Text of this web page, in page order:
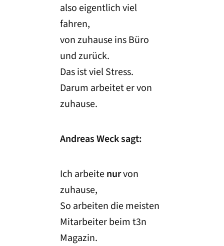
also eigentlich viel
fahren,
von zuhause ins Büro
und zurück.
Das ist viel Stress.
Darum arbeitet er von
zuhause.
Andreas Weck sagt:
Ich arbeitenurvon
zuhause,
So arbeiten die meisten
Mitarbeiter beim t3n
Magazin.